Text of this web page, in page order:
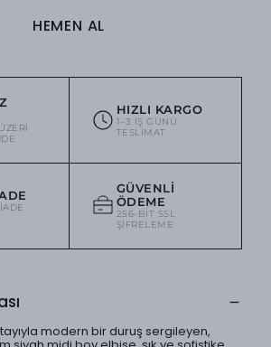
HEMEN AL
HIZLI KARGO
1–3 IŞ GÜNÜ
TESLIMAT
GÜVENLI
ÖDEME
256-BIT SSL
ŞIFRELEME
modern bir duruş sergileyen,